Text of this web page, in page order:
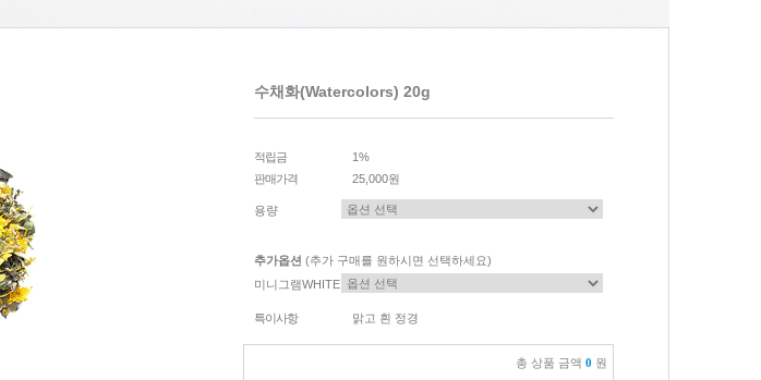
수채화(Watercolors) 20g
적립금
1%
판매가격
25,000원
용량
추가옵션 (추가 구매를 원하시면 선택하세요)
미니그램WHITE
특이사항 맑고 흰 정경
총 상품 금액 0 원